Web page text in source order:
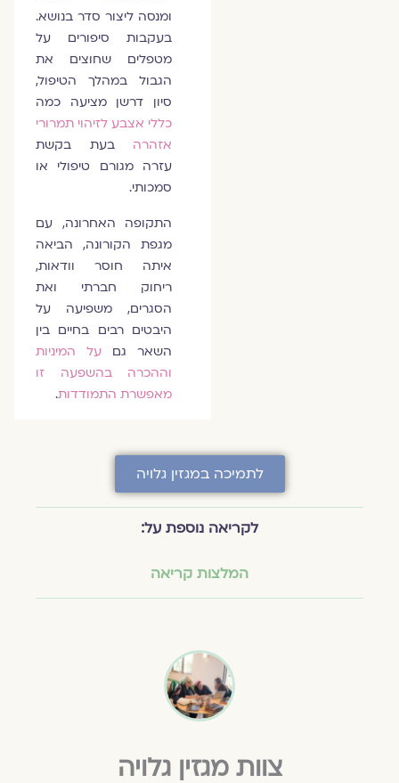
ומנסה ליצור סדר בנושא.
בעקבות סיפורים על
מטפלים שחוצים את
הגבול במהלך הטיפול,
סיון דרשן מציעה כמה
כללי אצבע לזיהוי תמרורי
אזהרהבעת בקשת
עזרה מגורם טיפולי או
סמכותי.
התקופה האחרונה, עם
מגפת הקורונה, הביאה
איתה חוסר וודאות,
ריחוק חברתי ואת
הסגרים, משפיעה על
היבטים רבים בחיים בין
השאר גם
על המיניות
וההכרה בהשפעה זו
מאפשרת התמודדות.
לתמיכה במגזין גלויה
לקריאה נוספת על:
המלצות קריאה
צוות מגזין גלויה